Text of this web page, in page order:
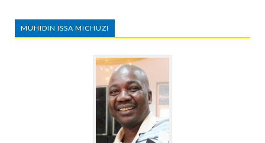
MUHIDIN ISSA MICHUZI